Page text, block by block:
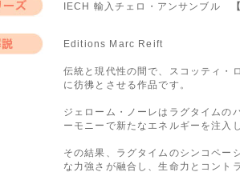
IECH 輸入チェロ・アンサンブル
Editions Marc Reift
伝統と現代性の間で、スコッティ・
に彷彿とさせる作品です。
ジェローム・ノーレはラグタイムの
ーモニーで新たなエネルギーを注入
その結果、ラグタイムのシンコペー
な力強さが融合し、生命力とコント